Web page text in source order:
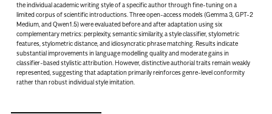
the individual academic writing style of a specific author through fine-tuning on a
limited corpus of scientific introductions. Three open-access models (Gemma 3, GPT-2
Medium, and Qwen1.5) were evaluated before and after adaptation using six
complementary metrics: perplexity, semantic similarity, a style classifier, stylometric
features, stylometric distance, and idiosyncratic phrase matching. Results indicate
substantial improvements in language modelling quality and moderate gains in
classifier-based stylistic attribution. However, distinctive authorial traits remain weakly
represented, suggesting that adaptation primarily reinforces genre-level conformity
rather than robust individual style imitation.